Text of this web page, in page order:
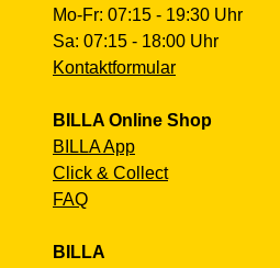
Mo-Fr: 07:15 - 19:30 Uhr
Sa: 07:15 - 18:00 Uhr
Kontaktformular
BILLA Online Shop
BILLA App
Click & Collect
FAQ
BILLA